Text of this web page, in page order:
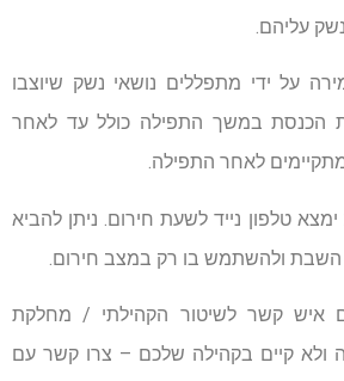
עליהם.
על ידי מתפללים נושאי נשק שיוצבו
הכנסת במשך התפילה כולל עד לאחר
לאחר התפילה.
טלפון נייד לשעת חירום. ניתן להביא
השבת ולהשתמש בו רק במצב חירום.
איש קשר לשיטור הקהילתי / מחלקת
ולא קיים בקהילה שלכם – צרו קשר עם